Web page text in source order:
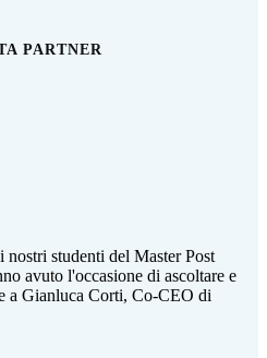
PARTNER
nostri studenti del Master Post
avuto l'occasione di ascoltare e
a Gianluca Corti, Co-CEO di